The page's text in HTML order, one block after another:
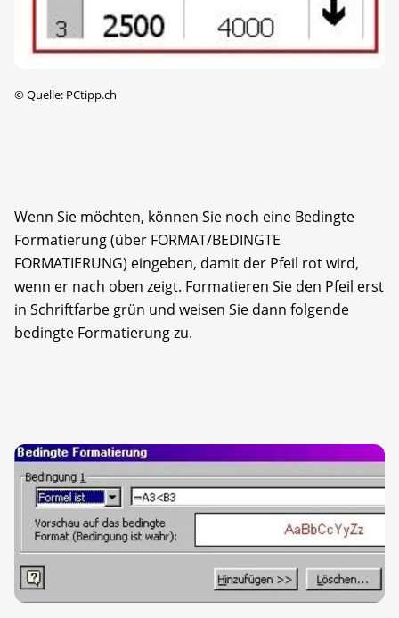
©Quelle: PCtipp.ch
Wenn Sie möchten, können Sie noch eine Bedingte
Formatierung (über FORMAT/BEDINGTE
FORMATIERUNG) eingeben, damit der Pfeil rot wird,
wenn er nach oben zeigt. Formatieren Sie den Pfeil erst
in Schriftfarbe grün und weisen Sie dann folgende
bedingte Formatierung zu.